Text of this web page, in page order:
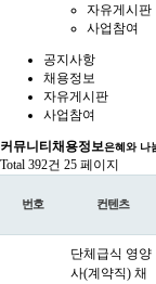
자유게시판
사업참여
공지사항
채용정보
자유게시판
사업참여
커뮤니티 채용정보은혜와 나
Total 392건 25 페이지
번호 컨텐츠
단체급식 영양
사(계약직) 채